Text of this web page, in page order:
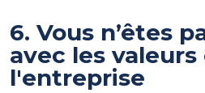
6. Vous n’êtes
avec les valeurs
l'entreprise